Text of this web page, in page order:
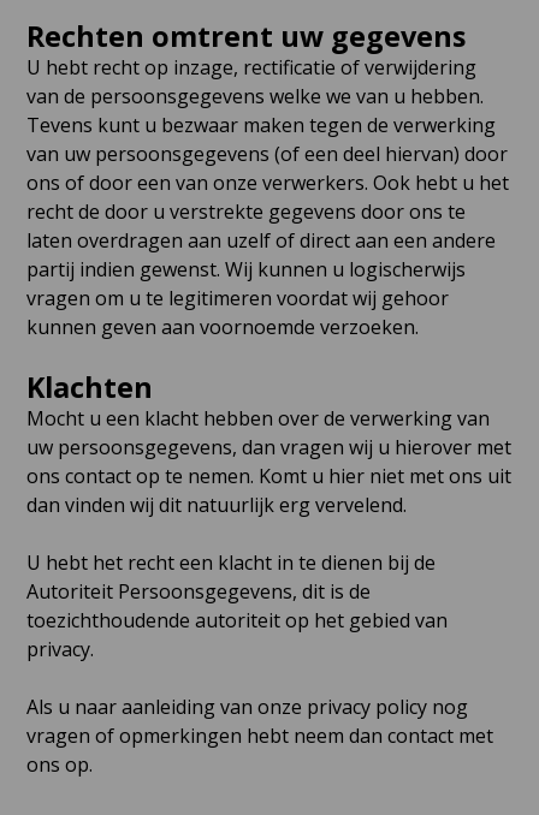
Rechten omtrent uw gegevens
U hebt recht op inzage, rectificatie of verwijdering
van de persoonsgegevens welke we van u hebben.
Tevens kunt u bezwaar maken tegen de verwerking
van uw persoonsgegevens (of een deel hiervan) door
ons of door een van onze verwerkers. Ook hebt u het
recht de door u verstrekte gegevens door ons te
laten overdragen aan uzelf of direct aan een andere
partij indien gewenst. Wij kunnen u logischerwijs
vragen om u te legitimeren voordat wij gehoor
kunnen geven aan voornoemde verzoeken.
Klachten
Mocht u een klacht hebben over de verwerking van
uw persoonsgegevens, dan vragen wij u hierover met
ons contact op te nemen. Komt u hier niet met ons uit
dan vinden wij dit natuurlijk erg vervelend.
U hebt het recht een klacht in te dienen bij de
Autoriteit Persoonsgegevens, dit is de
toezichthoudende autoriteit op het gebied van
privacy.
Als u naar aanleiding van onze privacy policy nog
vragen of opmerkingen hebt neem dan contact met
ons op.